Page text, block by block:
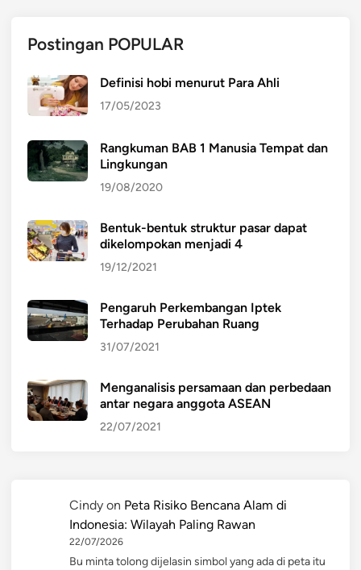
Postingan POPULAR
Definisi hobi menurut Para Ahli
17/05/2023
Rangkuman BAB 1 Manusia Tempat dan
Lingkungan
19/08/2020
Bentuk-bentuk struktur pasar dapat
dikelompokan menjadi 4
19/12/2021
Pengaruh Perkembangan Iptek
Terhadap Perubahan Ruang
31/07/2021
Menganalisis persamaan dan perbedaan
antar negara anggota ASEAN
22/07/2021
Cindy on Peta Risiko Bencana Alam di
Indonesia: Wilayah Paling Rawan
22/07/2026
Bu minta tolong dijelasin simbol yang ada di peta itu